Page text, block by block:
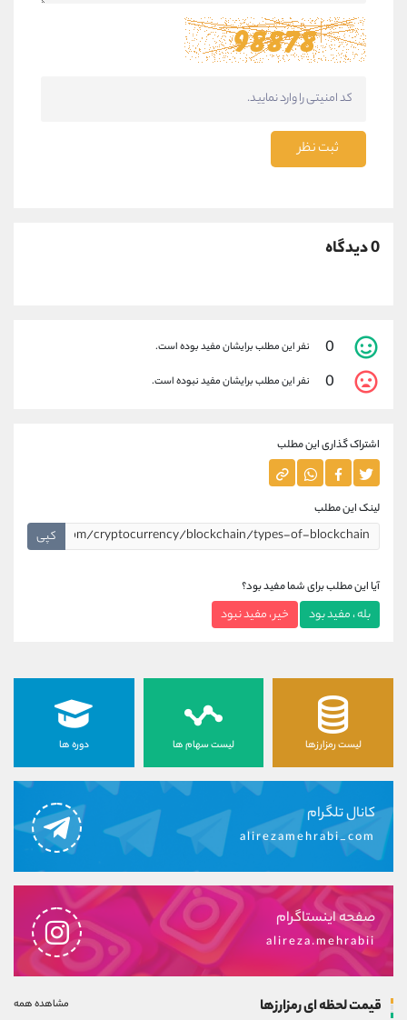
ثبت نظر
0 دیدگاه
0 نفر این مطلب برایشان مفید بوده است.
0 نفر این مطلب برایشان مفید نبوده است.
اشتراک گذاری این مطلب
لینک این مطلب
کپی
آیا این مطلب برای شما مفید بود؟
بله ، مفید بود خیر ، مفید نبود
لیست رمزارزها لیست سهام ها دوره ها
کانال تلگرام
alirezamehrabi_com
صفحه اینستاگرام
alireza.mehrabii
قیمت لحظه ای رمزارزها مشاهده همه